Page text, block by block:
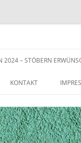
2024 – STÖBERN
KONTAKT